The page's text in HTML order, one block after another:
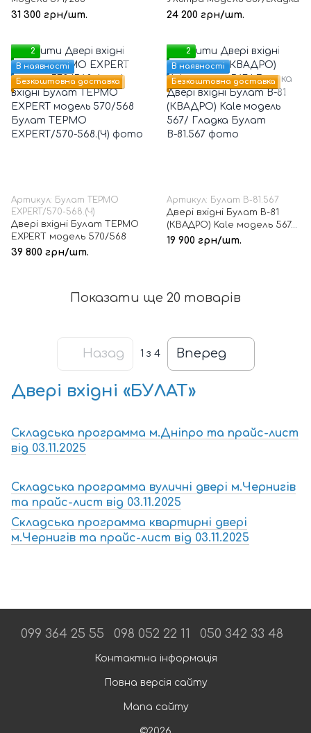
31 300 грн/шт. 24 200 грн/шт.
2
В наявності
Безкоштовна доставка
Артикул: Булат ТЕРМО
EXPERT/570-568.(Ч)
Двері вхідні Булат ТЕРМО
EXPERT модель 570/568
39 800 грн/шт.
2
В наявності
Безкоштовна доставка
Артикул: Булат В-81.567
Двері вхідні Булат В-81
(КВАДРО) Kale модель 567/
Гладка
19 900 грн/шт.
Показати ще 20 товарів
Назад 1 з 4 Вперед
Двері вхідні «БУЛАТ»
Складська программа м.Дніпро та прайс-лист
від 03.11.2025
Складська программа вуличні двері м.Чернигів
та прайс-лист від 03.11.2025
Складська программа квартирні двері
м.Чернигів та прайс-лист від 03.11.2025
099 364 25 55 098 052 22 11 050 342 33 48
Контактна інформація
Повна версія сайту
Мапа сайту